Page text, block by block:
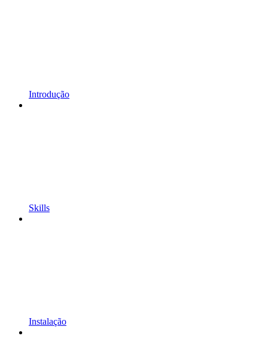
Introdução
Skills
Instalação